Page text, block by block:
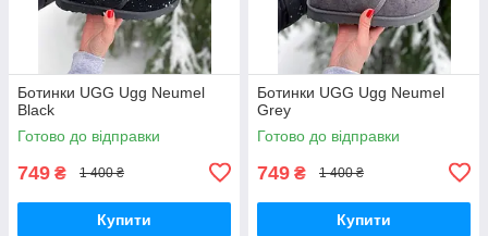
Ботинки UGG Ugg Neumel
Black
Готово до відправки
749 ₴ 1 400 ₴
Купити
Ботинки UGG Ugg Neumel
Grey
Готово до відправки
749 ₴ 1 400 ₴
Купити